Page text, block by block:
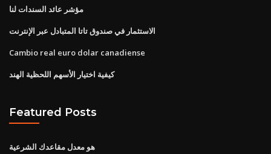
مؤشر عائد السندات لنا
الاستثمار في صندوق تاتا المتبادل عبر الإنترنت
Cambio real euro dolar canadiense
كيفية اختيار الأسهم اللحظية الهند
Featured Posts
هو معدل مقاعدك الشرعية